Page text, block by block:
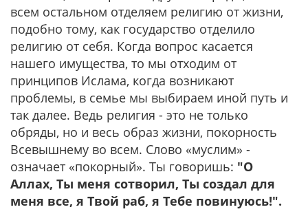
всем остальном отделяем религию от жизни,
подобно тому, как государство отделило
религию от себя. Когда вопрос касается
нашего имущества, то мы отходим от
принципов Ислама, когда возникают
проблемы, в семье мы выбираем иной путь и
так далее. Ведь религия - это не только
обряды, но и весь образ жизни, покорность
Всевышнему во всем. Слово «муслим» -
означает «покорный». Ты говоришь: "О
Аллах, Ты меня сотворил, Ты создал для
меня все, я Твой раб, я Тебе повинуюсь!".